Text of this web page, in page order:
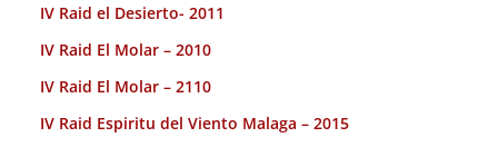
IV Raid el Desierto- 2011
IV Raid El Molar – 2010
IV Raid El Molar – 2110
IV Raid Espiritu del Viento Malaga – 2015